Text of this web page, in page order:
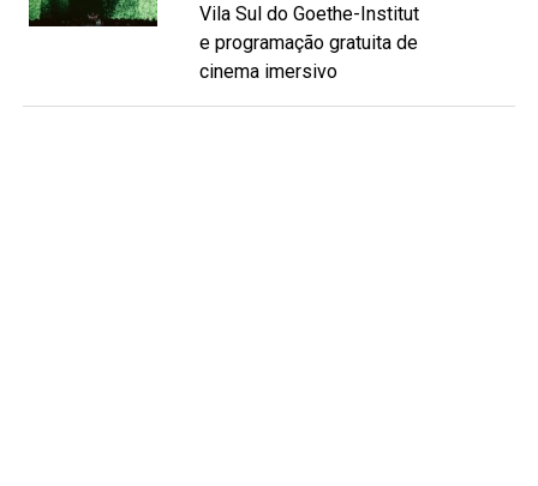
Vila Sul do Goethe-Institut
e programação gratuita de
cinema imersivo